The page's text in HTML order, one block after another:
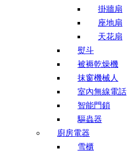
掛牆扇
座地扇
天花扇
熨斗
被褥乾燥機
抹窗機械人
室內無線電話
智能門鎖
驅蟲器
廚房電器
雪櫃